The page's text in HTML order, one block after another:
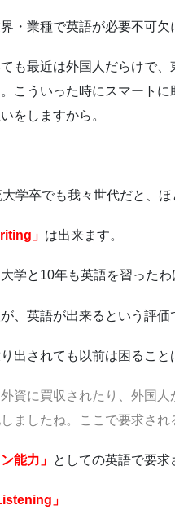
・業種で英語が必要不可欠
も最近は外国人だらけで
こういった時にスマート
をしますから。
学卒でも我々世代だと、
」 は出来ます。
学と10年も英語を習った
、英語が出来るという評価
出されても以前は困ること
資に買収されたり、外国
ましたね。ここで要求され
能力」 としての英語で要求
」